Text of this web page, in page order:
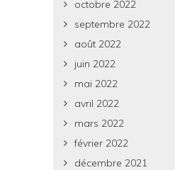
octobre 2022
septembre 2022
août 2022
juin 2022
mai 2022
avril 2022
mars 2022
février 2022
décembre 2021